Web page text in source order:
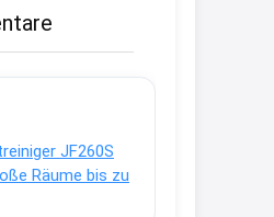
JF260S
Räume bis zu
de-
gibt es keine